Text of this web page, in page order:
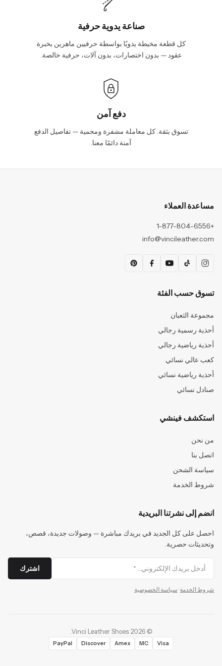
صناعة يدوية حرفية
كل قطعة مخيطة يدويًا بواسطة حرفيين ماهرين بخبرة
عقود — بدون اختصارات، بدون آلات، حرفية خالصة.
دفع آمن
تسوق بثقة. كل معاملة مشفرة ومحمية — تفاصيل الدفع
آمنة دائمًا معنا.
مساعدة العملاء
+1-877-804-6556
info@vincileather.com
تسوق حسب الفئة
مجموعة الثعبان
أحذية رسمية رجالي
أحذية رياضية رجالي
كعب عالي نسائي
أحذية رياضية نسائي
صنادل نسائي
استكشف فينشي
من نحن
اتصل بنا
سياسة الشحن
شروط الخدمة
انضم إلى نشرتنا البريدية
احصل على كل الجديد في بريدك مباشرة — وصولات جديدة، قصص،
وتحديثات حصرية.
اشترك
شروط الخدمة · سياسة الخصوصية
©
2026
Vinci Leather Shoes
Visa
MC
Amex
Discover
PayPal